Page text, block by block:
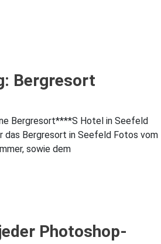
Bergresort
Bergresort****S Hotel in Seefeld
das Bergresort in Seefeld Fotos vom
sowie dem
Photoshop-